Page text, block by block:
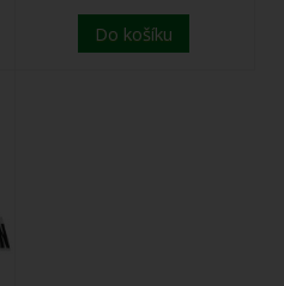
Do košíku